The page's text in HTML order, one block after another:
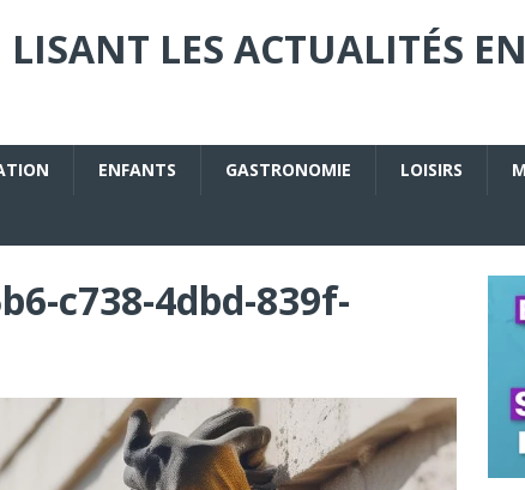
LES ACTUALITÉS
ENFANTS GASTRONOMIE LOISIRS
c738-4dbd-839f-